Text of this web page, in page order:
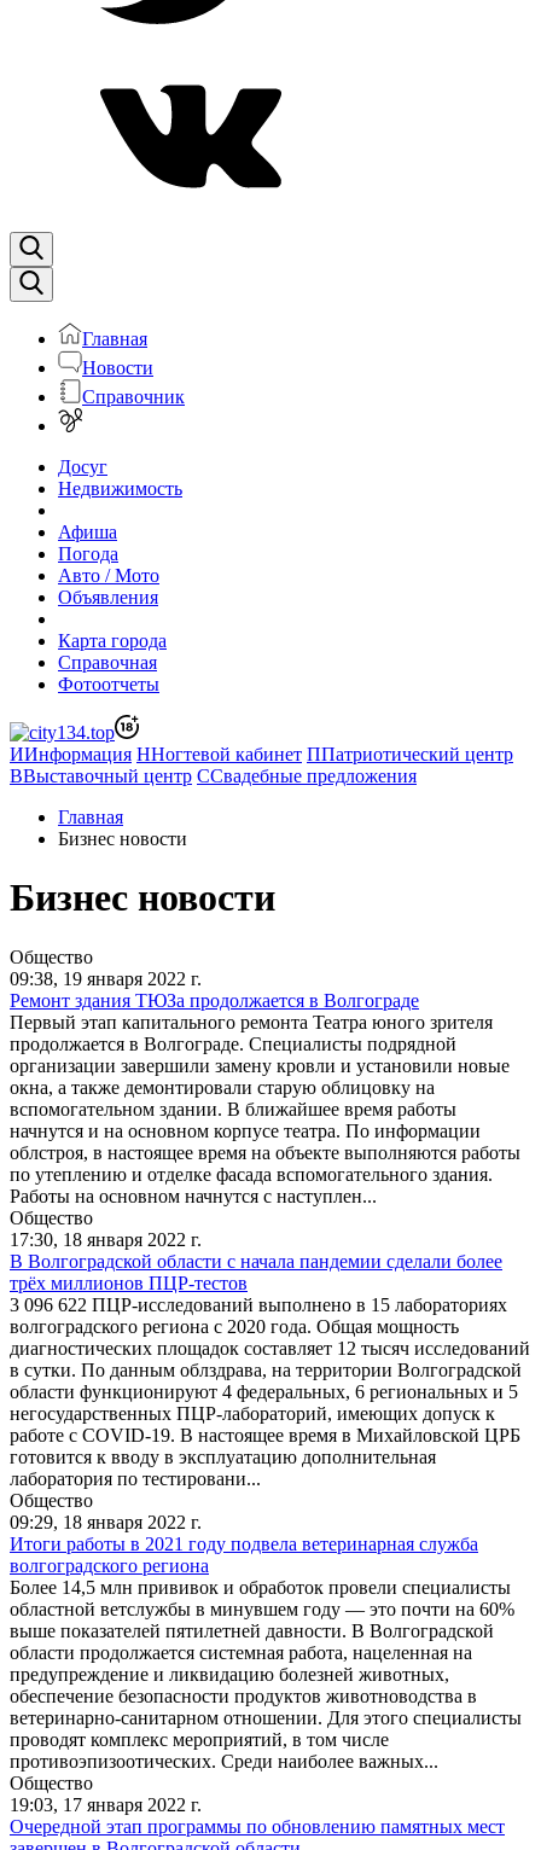
Главная
Новости
Справочник
Досуг
Недвижимость
Афиша
Погода
Авто / Мото
Объявления
Карта города
Справочная
Фотоотчеты
ИИнформация ННогтевой кабинет ППатриотический центр
ВВыставочный центр ССвадебные предложения
Главная
Бизнес новости
Бизнес новости
Общество
09:38, 19 января 2022 г.
Ремонт здания ТЮЗа продолжается в Волгограде
Первый этап капитального ремонта Театра юного зрителя
продолжается в Волгограде. Специалисты подрядной
организации завершили замену кровли и установили новые
окна, а также демонтировали старую облицовку на
вспомогательном здании. В ближайшее время работы
начнутся и на основном корпусе театра. По информации
облстроя, в настоящее время на объекте выполняются работы
по утеплению и отделке фасада вспомогательного здания.
Работы на основном начнутся с наступлен...
Общество
17:30, 18 января 2022 г.
В Волгоградской области с начала пандемии сделали более
трёх миллионов ПЦР-тестов
3 096 622 ПЦР-исследований выполнено в 15 лабораториях
волгоградского региона с 2020 года. Общая мощность
диагностических площадок составляет 12 тысяч исследований
в сутки. По данным облздрава, на территории Волгоградской
области функционируют 4 федеральных, 6 региональных и 5
негосударственных ПЦР-лабораторий, имеющих допуск к
работе с COVID-19. В настоящее время в Михайловской ЦРБ
готовится к вводу в эксплуатацию дополнительная
лаборатория по тестировани...
Общество
09:29, 18 января 2022 г.
Итоги работы в 2021 году подвела ветеринарная служба
волгоградского региона
Более 14,5 млн прививок и обработок провели специалисты
областной ветслужбы в минувшем году — это почти на 60%
выше показателей пятилетней давности. В Волгоградской
области продолжается системная работа, нацеленная на
предупреждение и ликвидацию болезней животных,
обеспечение безопасности продуктов животноводства в
ветеринарно-санитарном отношении. Для этого специалисты
проводят комплекс мероприятий, в том числе
противоэпизоотических. Среди наиболее важных...
Общество
19:03, 17 января 2022 г.
Очередной этап программы по обновлению памятных мест